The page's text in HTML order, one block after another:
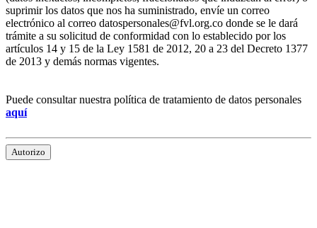
suprimir los datos que nos ha suministrado, envíe un correo
electrónico al correo datospersonales@fvl.org.co donde se le dará
trámite a su solicitud de conformidad con lo establecido por los
artículos 14 y 15 de la Ley 1581 de 2012, 20 a 23 del Decreto 1377
de 2013 y demás normas vigentes.
Puede consultar nuestra política de tratamiento de datos personales
aquí
Autorizo